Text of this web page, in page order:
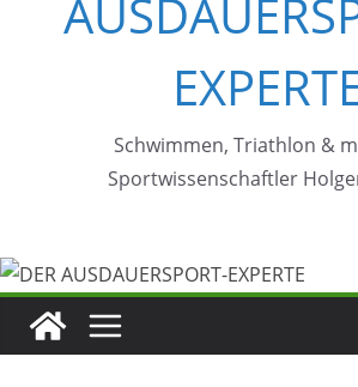
Schwimmen, Triathlon &
Sportwissenschaftler